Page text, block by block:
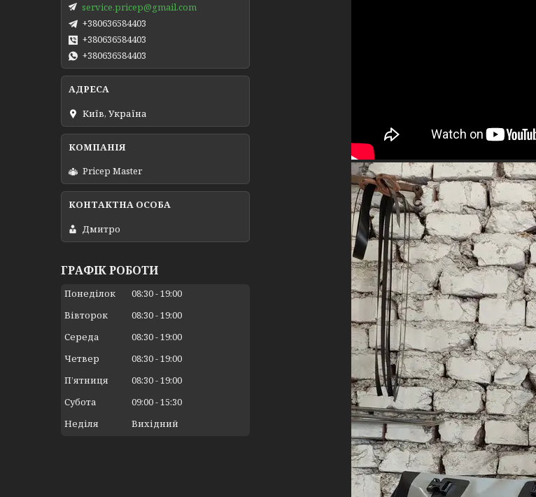
service.pricep@gmail.com
+380636584403
+380636584403
+380636584403
Київ, Україна
Pricep Master
Дмитро
ГРАФІК РОБОТИ
Понеділок 08:30 19:00
Вівторок
08:30 19:00
Середа
08:30 19:00
Четвер
08:30 19:00
Пʼятниця
08:30 19:00
Субота
09:00 15:30
Неділя
Вихідний